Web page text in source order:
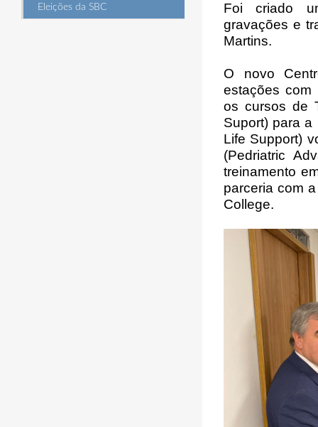
Eleições da SBC
Foi criado
gravações e
Martins.
O novo
estações com
os cursos de
Suport) para
Life Support)
(Pedriatric
treinamento
parceria com
College.